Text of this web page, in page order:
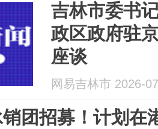
吉林市委书
政区政府驻
座谈
网易吉林市 2026-
团招募！计划在